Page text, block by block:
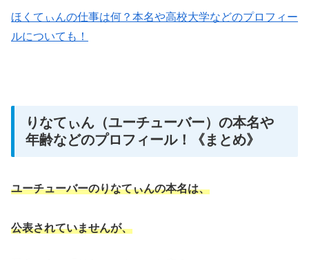
ほくてぃんの仕事は何？本名や高校大学などのプロフィー
ルについても！
りなてぃん（ユーチューバー）の本名や
年齢などのプロフィール！《まとめ》
ユーチューバーのりなてぃんの本名は、
公表されていませんが、